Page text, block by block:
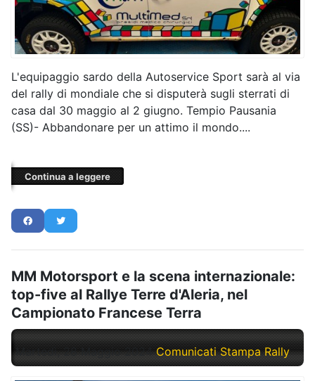
L'equipaggio sardo della Autoservice Sport sarà al via
del rally di mondiale che si disputerà sugli sterrati di
casa dal 30 maggio al 2 giugno. Tempio Pausania
(SS)- Abbandonare per un attimo il mondo....
Continua a leggere
MM Motorsport e la scena internazionale:
top-five al Rallye Terre d'Aleria, nel
Campionato Francese Terra
Martedì, 28 Maggio 2024 Comunicati Stampa Rally